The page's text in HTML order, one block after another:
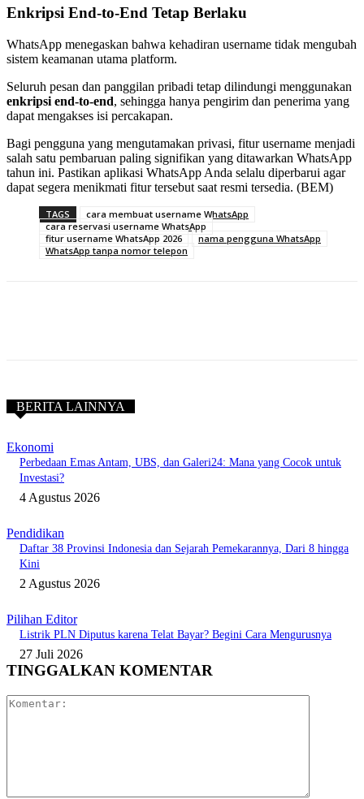
Enkripsi End-to-End Tetap Berlaku
WhatsApp menegaskan bahwa kehadiran username tidak mengubah
sistem keamanan utama platform.
Seluruh pesan dan panggilan pribadi tetap dilindungi menggunakan
enkripsi end-to-end, sehingga hanya pengirim dan penerima yang
dapat mengakses isi percakapan.
Bagi pengguna yang mengutamakan privasi, fitur username menjadi
salah satu pembaruan paling signifikan yang ditawarkan WhatsApp
tahun ini. Pastikan aplikasi WhatsApp Anda selalu diperbarui agar
dapat segera menikmati fitur tersebut saat resmi tersedia. (BEM)
TAGS
cara membuat username WhatsApp
cara reservasi username WhatsApp
fitur username WhatsApp 2026
nama pengguna WhatsApp
WhatsApp tanpa nomor telepon
BERITA LAINNYA
Ekonomi
Perbedaan Emas Antam, UBS, dan Galeri24: Mana yang Cocok untuk
Investasi?
4 Agustus 2026
Pendidikan
Daftar 38 Provinsi Indonesia dan Sejarah Pemekarannya, Dari 8 hingga
Kini
2 Agustus 2026
Pilihan Editor
Listrik PLN Diputus karena Telat Bayar? Begini Cara Mengurusnya
27 Juli 2026
TINGGALKAN KOMENTAR